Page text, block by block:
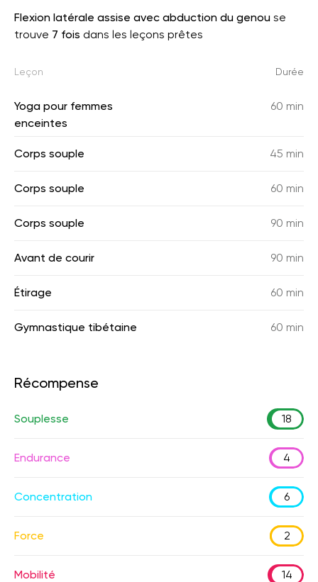
Flexion latérale assise avec abduction du genou se
trouve 7 fois dans les leçons prêtes
Leçon Durée
Yoga pour femmes
enceintes
60 min
Corps souple 45 min
Corps souple 60 min
Corps souple 90 min
Avant de courir 90 min
Étirage 60 min
Gymnastique tibétaine 60 min
Récompense
Souplesse 18
Endurance 4
Concentration 6
Force 2
Mobilité 14